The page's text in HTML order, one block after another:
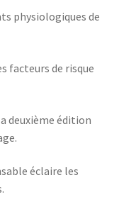
physiologiques de
facteurs de risque
deuxième édition
éclaire les